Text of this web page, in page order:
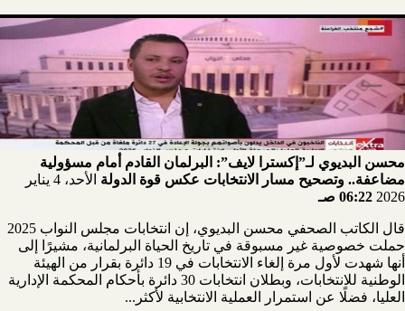
محسن البديوي لـ”إكسترا لايف”: البرلمان القادم أمام مسؤولية
مضاعفة.. وتصحيح مسار الانتخابات عكس قوة الدولة
الأحد، 4 يناير
2026 06:22 صـ
قال الكاتب الصحفي محسن البديوي، إن انتخابات مجلس النواب 2025
حملت خصوصية غير مسبوقة في تاريخ الحياة البرلمانية، مشيرًا إلى
أنها شهدت لأول مرة إلغاء الانتخابات في 19 دائرة بقرار من الهيئة
الوطنية للانتخابات، وبطلان انتخابات 30 دائرة بأحكام المحكمة الإدارية
العليا، فضلًا عن استمرار العملية الانتخابية لأكثر...